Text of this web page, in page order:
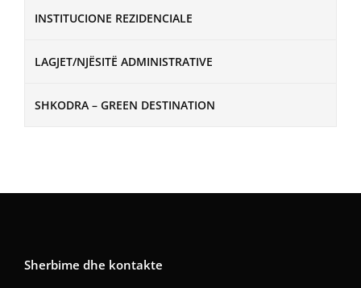
INSTITUCIONE REZIDENCIALE
LAGJET/NJËSITË ADMINISTRATIVE
SHKODRA – GREEN DESTINATION
Sherbime dhe kontakte